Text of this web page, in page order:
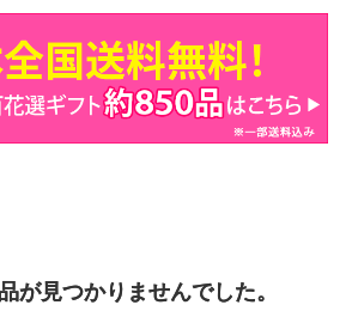
が見つかりませんでした。